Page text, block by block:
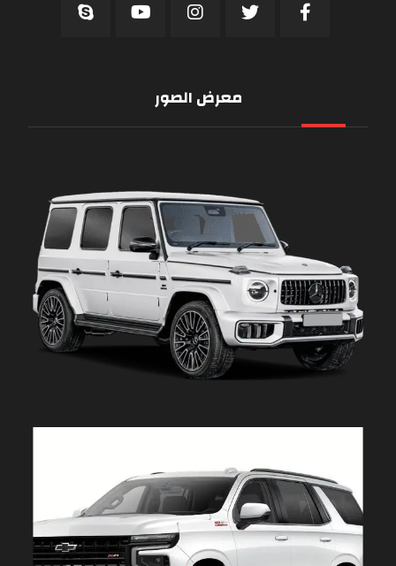
معرض الصور